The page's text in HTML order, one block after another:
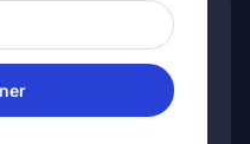
réduction
commande
des promotions